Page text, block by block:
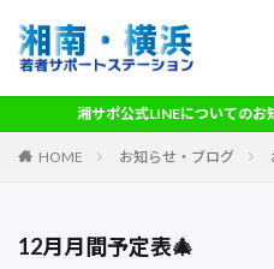
湘サポ公式LINEについてのお
HOME お知らせ・ブログ
12月月間予定表🎄